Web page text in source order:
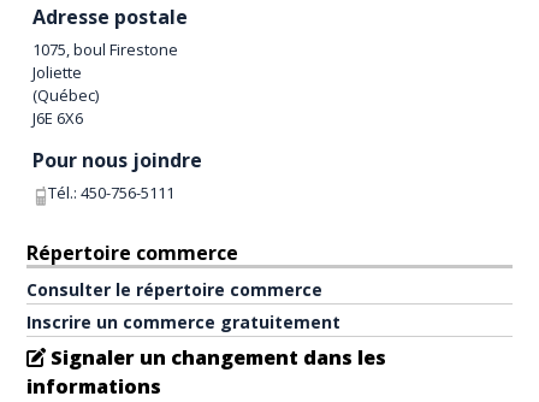
Adresse postale
1075, boul Firestone
Joliette
(Québec)
J6E 6X6
Pour nous joindre
Tél.:450-756-5111
Répertoire commerce
Consulter le répertoire commerce
Inscrire un commerce gratuitement
Signaler un changement dans les
informations